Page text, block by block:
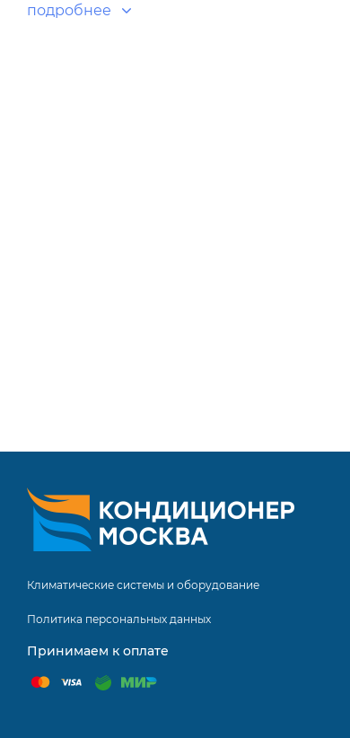
подробнее
Климатические системы и оборудование
Политика персональных данных
Принимаем к оплате